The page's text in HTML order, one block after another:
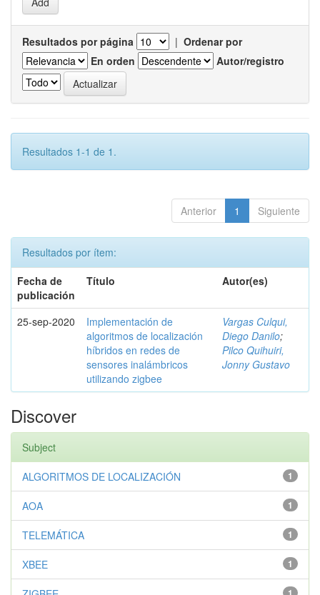
Resultados por página | Ordenar por
En orden
Autor/registro
Resultados 1-1 de 1.
Anterior 1 Siguiente
Resultados por ítem:
Fecha de
publicación
Título Autor(es)
25-sep-2020
Implementación de
algoritmos de localización
híbridos en redes de
sensores inalámbricos
utilizando zigbee
Vargas Culqui,
Diego Danilo;
Pilco Quihuiri,
Jonny Gustavo
Discover
Subject
1
ALGORITMOS DE LOCALIZACIÓN
1
AOA
1
TELEMÁTICA
1
XBEE